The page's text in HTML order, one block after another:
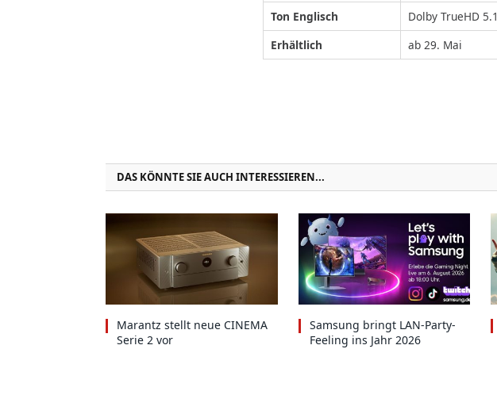
Ton Englisch
Dolby TrueHD 5.1
Erhältlich
ab 29. Mai
DAS KÖNNTE SIE AUCH INTERESSIEREN...
Marantz stellt neue CINEMA
Serie 2 vor
Samsung bringt LAN-Party-
Feeling ins Jahr 2026